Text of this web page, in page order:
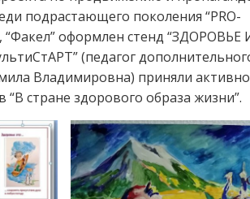
подрастающего поколения “PRO-
“Факел” оформлен стенд “ЗДОРОВЬЕ
(педагог
Владимировна) приняли
“В стране здорового образа жизни”.